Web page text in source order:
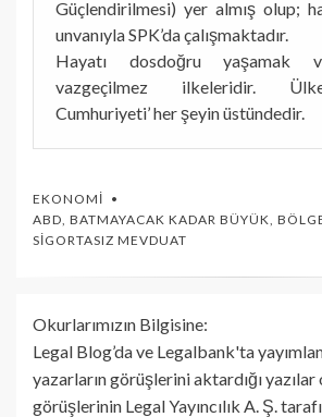
Güçlendirilmesi) yer almış olup;
unvanıyla SPK’da çalışmaktadır.
Hayatı dosdoğru yaşamak
vazgeçilmez ilkeleridir.
Cumhuriyeti’ her şeyin üstündedir.
EKONOMI
ABD BATMAYACAK KADAR BÜYÜK
SIGORTASIZ MEVDUAT
Okurlarımızın Bilgisine:
Legal Blog’da ve Legalbank'ta
yazarların görüşlerini aktardığı yazılar
görüşlerinin Legal Yayıncılık A. Ş.